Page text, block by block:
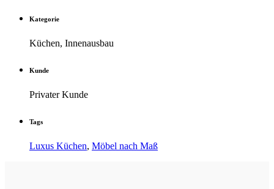
Kategorie
Küchen, Innenausbau
Kunde
Privater Kunde
Tags
Luxus Küchen, Möbel nach Maß